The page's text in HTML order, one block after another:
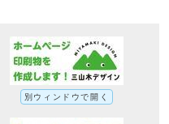
別ウィンドウで開く